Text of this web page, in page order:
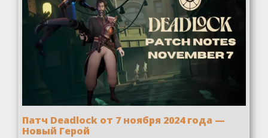
Патч Deadlock от 7 ноября 2024 года —
Новый Герой